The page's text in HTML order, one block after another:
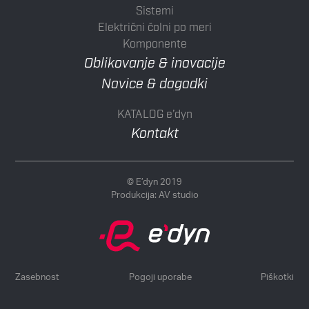
Sistemi
Električni čolni po meri
Komponente
Oblikovanje & inovacije
Novice & dogodki
KATALOG e’dyn
Kontakt
© E’dyn 2019
Produkcija: AV studio
Zasebnost Pogoji uporabe Piškotki